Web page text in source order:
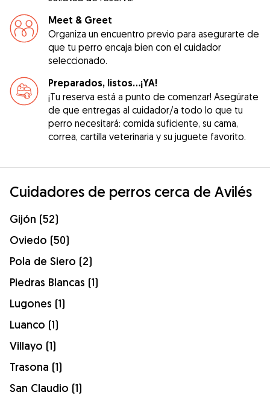
Meet & Greet
Organiza un encuentro previo para asegurarte de
que tu perro encaja bien con el cuidador
seleccionado.
Preparados, listos...¡YA!
¡Tu reserva está a punto de comenzar! Asegúrate
de que entregas al cuidador/a todo lo que tu
perro necesitará: comida suficiente, su cama,
correa, cartilla veterinaria y su juguete favorito.
Cuidadores de perros cerca de Avilés
Gijón (52)
Oviedo (50)
Pola de Siero (2)
Piedras Blancas (1)
Lugones (1)
Luanco (1)
Villayo (1)
Trasona (1)
San Claudio (1)